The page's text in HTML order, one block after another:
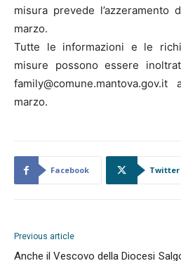
misura prevede
marzo.
Tutte le informazioni e le
misure possono essere
marzo.
Facebook Twitter
Previous article
Anche il Vescovo della Diocesi